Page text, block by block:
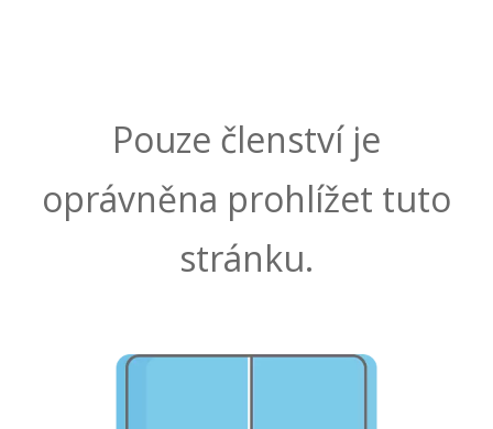
Pouze členství je
oprávněna prohlížet tuto
stránku.